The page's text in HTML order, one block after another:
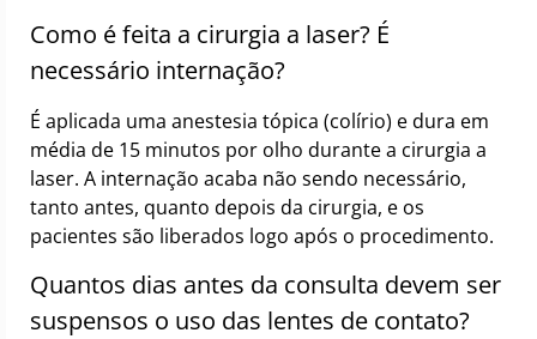
Como é feita a cirurgia a laser? É
necessário internação?
É aplicada uma anestesia tópica (colírio) e dura em
média de 15 minutos por olho durante a cirurgia a
laser. A internação acaba não sendo necessário,
tanto antes, quanto depois da cirurgia, e os
pacientes são liberados logo após o procedimento.
Quantos dias antes da consulta devem ser
suspensos o uso das lentes de contato?